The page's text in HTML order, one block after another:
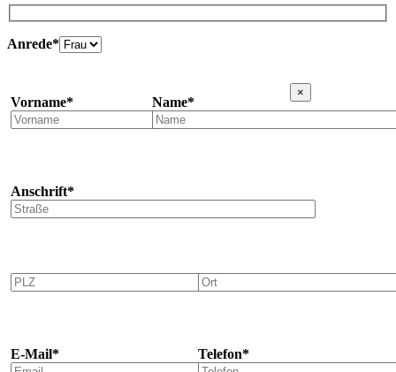
Anrede*
Vorname* Name*
leave
this
Anschrift*
E-Mail* Telefon*
×